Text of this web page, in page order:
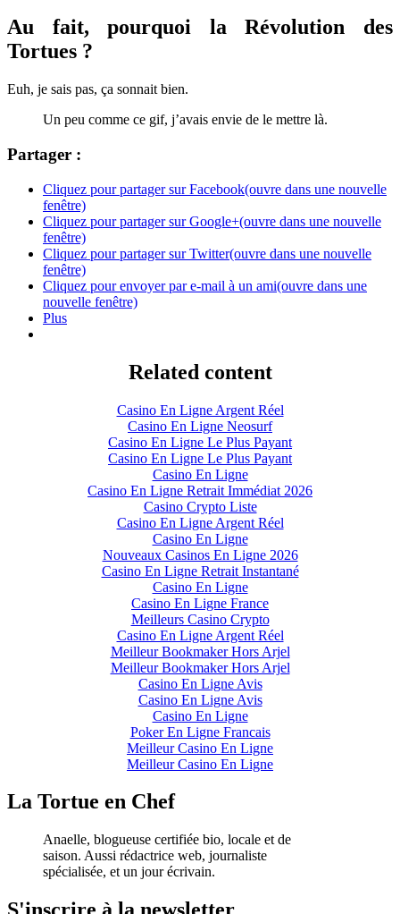
Au fait, pourquoi la Révolution des
Tortues ?
Euh, je sais pas, ça sonnait bien.
Un peu comme ce gif, j’avais envie de le mettre là.
Partager :
Cliquez pour partager sur Facebook(ouvre dans une nouvelle
fenêtre)
Cliquez pour partager sur Google+(ouvre dans une nouvelle
fenêtre)
Cliquez pour partager sur Twitter(ouvre dans une nouvelle
fenêtre)
Cliquez pour envoyer par e-mail à un ami(ouvre dans une
nouvelle fenêtre)
Plus
Related content
Casino En Ligne Argent Réel
Casino En Ligne Neosurf
Casino En Ligne Le Plus Payant
Casino En Ligne Le Plus Payant
Casino En Ligne
Casino En Ligne Retrait Immédiat 2026
Casino Crypto Liste
Casino En Ligne Argent Réel
Casino En Ligne
Nouveaux Casinos En Ligne 2026
Casino En Ligne Retrait Instantané
Casino En Ligne
Casino En Ligne France
Meilleurs Casino Crypto
Casino En Ligne Argent Réel
Meilleur Bookmaker Hors Arjel
Meilleur Bookmaker Hors Arjel
Casino En Ligne Avis
Casino En Ligne Avis
Casino En Ligne
Poker En Ligne Francais
Meilleur Casino En Ligne
Meilleur Casino En Ligne
La Tortue en Chef
Anaelle, blogueuse certifiée bio, locale et de
saison. Aussi rédactrice web, journaliste
spécialisée, et un jour écrivain.